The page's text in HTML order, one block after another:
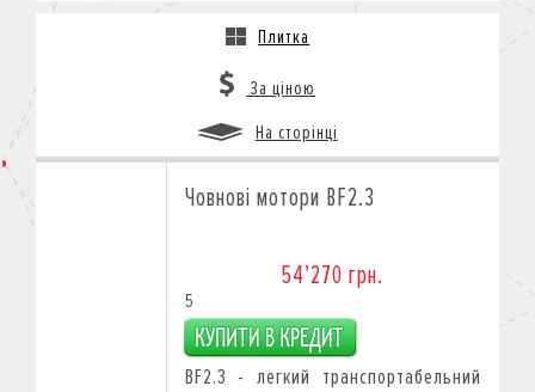
Плитка
За ціною
На сторінці
Човнові мотори BF2.3
54’270 грн.
5
BF2.3 - легкий транспортабельний